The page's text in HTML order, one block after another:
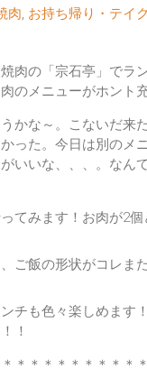
肉, お持ち帰り・テイ
肉の 「宗石亭」 でラ
のメニューがホント
かな～。こないだ来
った。今日は別のメ
いいな、、、。なんて
てみます！お肉が2個
ご飯の形状がコレま
チも色々楽しめます！
！
＊＊＊＊＊＊＊＊＊